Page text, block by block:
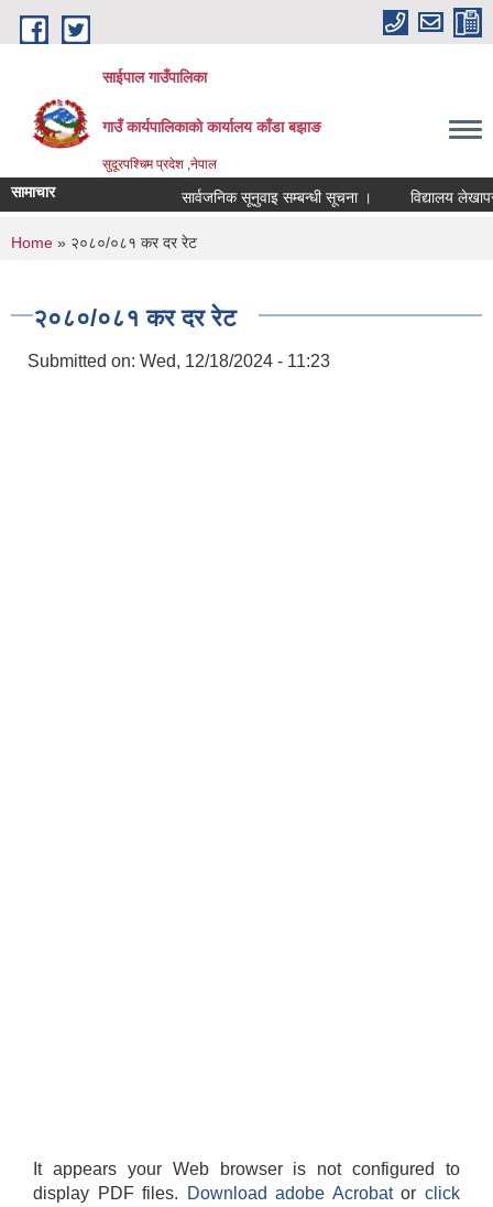
Skip to main content
साईपाल गाउँपालिका
गाउँ कार्यपालिकाकाे कार्यालय काँडा बझाङ
सुदूरपश्चिम प्रदेश ,नेपाल
सामाचार सार्वजनिक सूनुवाइ सम्बन्धी सूचना । विद्यालय
You are here
Home » २०८०/०८१ कर दर रेट
२०८०/०८१ कर दर रेट
Submitted on: Wed, 12/18/2024 - 11:23
It appears your Web browser is not configured to
display PDF files.
Download adobe Acrobatorclick